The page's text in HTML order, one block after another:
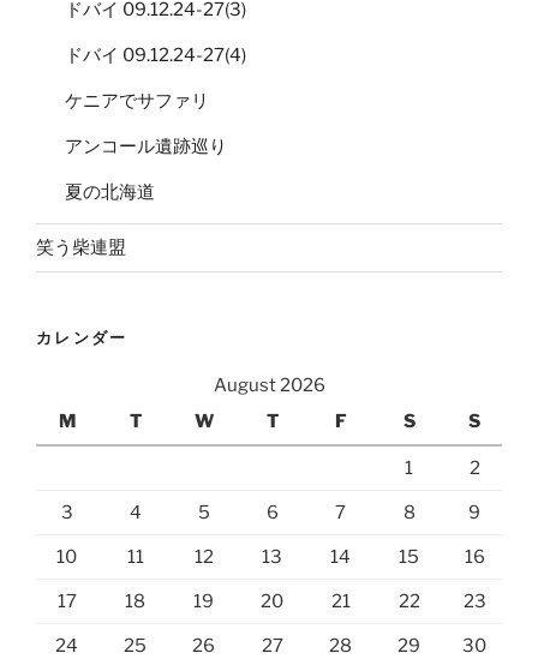
ドバイ 09.12.24-27(3)
ドバイ 09.12.24-27(4)
ケニアでサファリ
アンコール遺跡巡り
夏の北海道
笑う柴連盟
カレンダー
August 2026
M
T W T F S S
1 2
3 4 5 6 7 8 9
10 11 12 13 14 15 16
17 18 19 20 21 22 23
24 25 26 27 28 29 30